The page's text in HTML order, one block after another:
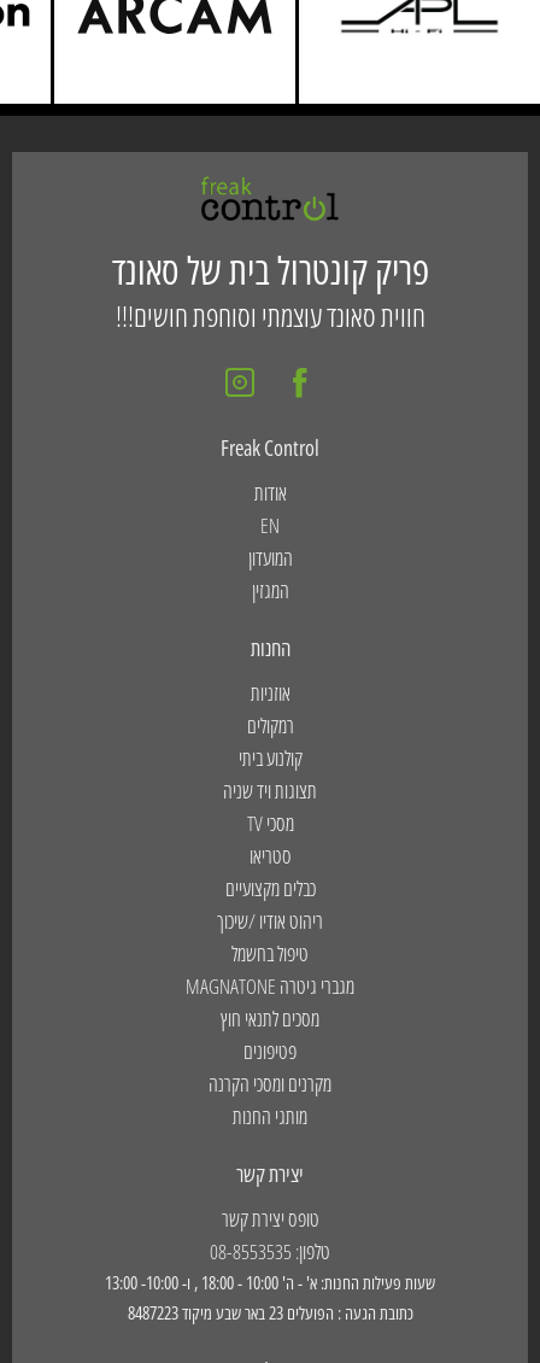
פריק קונטרול בית של סאונד
חווית סאונד עוצמתי וסוחפת חושים!!!
Freak Control
אודות
EN
המועדון
המגזין
החנות
אוזניות
רמקולים
קולנוע ביתי
תצוגות ויד שניה
מסכי TV
סטריאו
כבלים מקצועיים
ריהוט אודיו /שיכוך
טיפול בחשמל
מגברי גיטרה MAGNATONE
מסכים לתנאי חוץ
פטיפונים
מקרנים ומסכי הקרנה
מותגי החנות
יצירת קשר
טופס יצירת קשר
טלפון: 08-8553535
שעות פעילות החנות: א' - ה' 10:00 - 18:00 , ו- 10:00- 13:00
כתובת הגעה : הפועלים 23 באר שבע מיקוד 8487223